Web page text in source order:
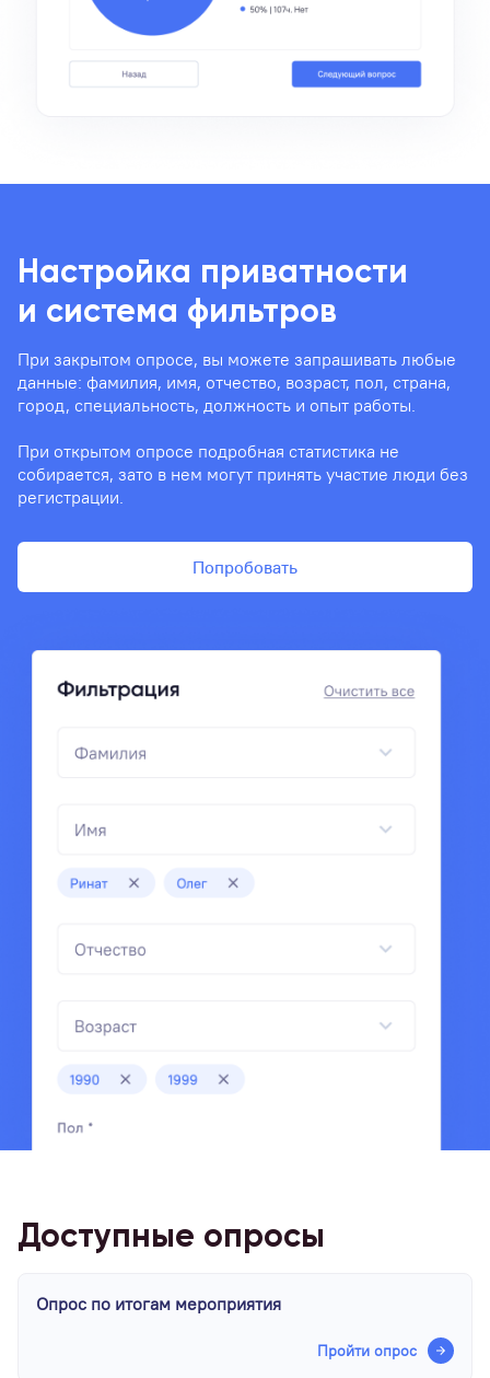
Настройка приватности
и система фильтров
При закрытом опросе, вы можете запрашивать любые
данные: фамилия, имя, отчество, возраст, пол, страна,
город, специальность, должность и опыт работы.
При открытом опросе подробная статистика не
собирается, зато в нем могут принять участие люди без
регистрации.
Попробовать
Доступные опросы
Опрос по итогам мероприятия
Пройти опрос